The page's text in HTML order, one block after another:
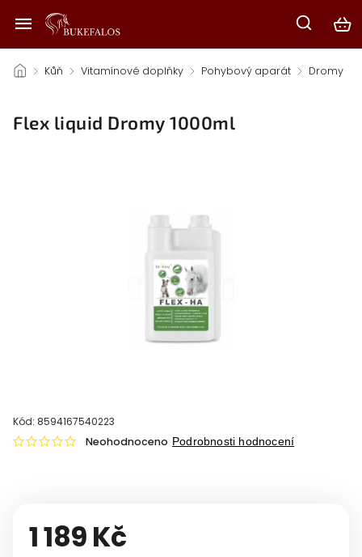
/ Kůň / Vitamínové doplňky / Pohybový aparát /
Dromy
Flex liquid Dromy 1000ml
Kód: 8594167540223
Neohodnoceno Podrobnosti hodnocení
1 189 Kč